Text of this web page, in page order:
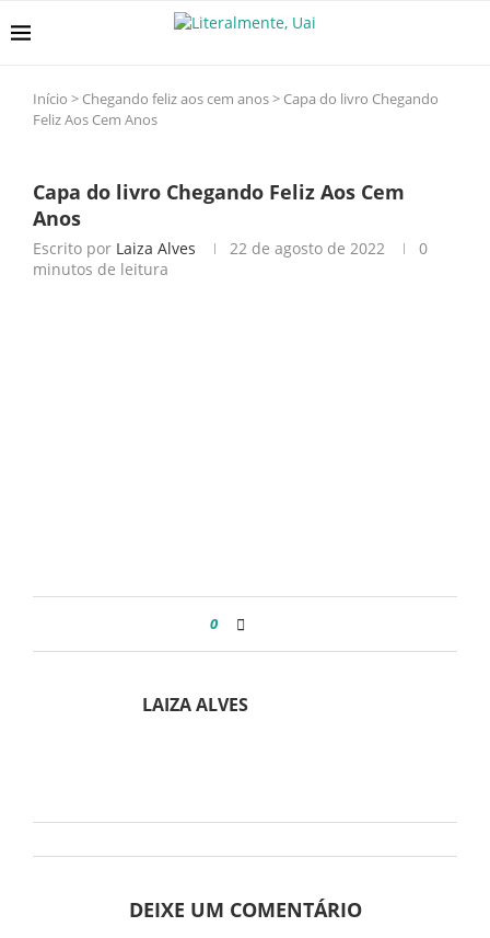
Início > Chegando feliz aos cem anos> Capa do livro Chegando
Feliz Aos Cem Anos
Capa do livro Chegando Feliz Aos Cem
Anos
Escrito por Laiza Alves 22 de agosto de 2022
0
minutos de leitura
0
LAIZA ALVES
DEIXE UM COMENTÁRIO